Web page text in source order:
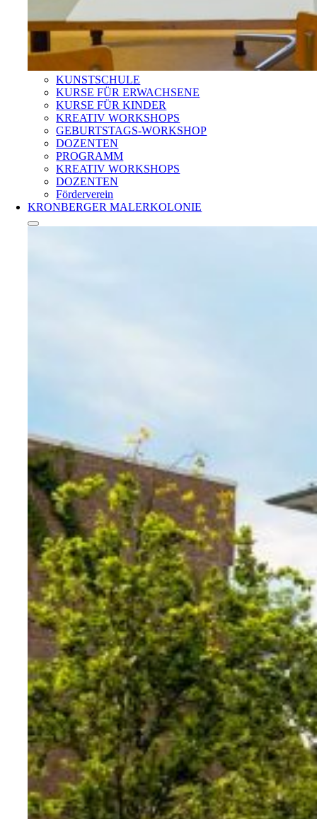
KUNSTSCHULE
KURSE FÜR ERWACHSENE
KURSE FÜR KINDER
KREATIV WORKSHOPS
GEBURTSTAGS-WORKSHOP
DOZENTEN
PROGRAMM
KREATIV WORKSHOPS
DOZENTEN
Förderverein
KRONBERGER MALERKOLONIE